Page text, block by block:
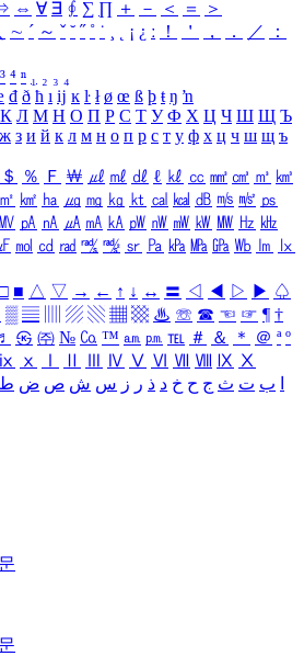
⇔ ∀ ∃ ∮ ∑ ∏ ＋ － ＜ ＝
＞
∼ ´ ～ ˇ ˘ ˝ ˚ ˙ ¸ ¡ ¿ ː ！ ＇ ， ． ／
：
³ ⁴ ⁿ ₁ ₂ ₃ ₄
đ ð ħ ı ĳ ĸ ŀ ł ø œ ß þ ŧ ŋ ŉ
К Л М Н О П Р С Т У Ф Х Ц Ч Ш Щ Ъ
ж з и й к л м н о п р с т у ф х ц ч ш щ ъ
＄ ％ Ｆ ￦ ㎕ ㎖ ㎗ ℓ ㎘ ㏄ ㎣ ㎤ ㎥ ㎦
㎡ ㎢ ㏊ ㎍ ㎎ ㎏ ㏏ ㎈ ㎉ ㏈ ㎧ ㎨ ㎰
㎹ ㎀ ㎁ ㎂ ㎃ ㎄ ㎺ ㎻ ㎽ ㎾ ㎿ ㎐ ㎑
㏖ ㏅ ㎭ ㎮ ㎯ ㏛ ㎩ ㎪ ㎫ ㎬ ㏝ ㏐
㏓
■ △ ▽ → ← ↑ ↓ ↔ 〓 ◁ ◀ ▷ ▶ ♤
▒ ▤ ▨ ▧ ▦ ▩ ♨ ☏ ☎ ☜ ☞ ¶ †
㉿ ㈜ № ㏇ ™ ㏂ ㏘ ℡ ＃ ＆ ＊ ＠ ª º
ⅸ ⅹ Ⅳ Ⅴ Ⅵ Ⅶ Ⅷ Ⅸ Ⅹ
ب ت ث ج ح خ د ذ ر ز س ش ص ض ط